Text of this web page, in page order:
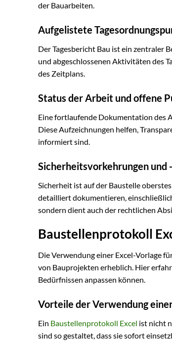
der Bauarbeiten.
Aufgelistete
Der Tagesbericht Bau ist ein zentraler
und abgeschlossenen Aktivitäten des
des Zeitplans.
Status der Arbeit und offene
Eine fortlaufende Dokumentation des
Diese Aufzeichnungen helfen,
informiert sind.
Sicherheitsvorkehrungen und
Sicherheit ist auf der Baustelle
detailliert dokumentieren,
sondern dient auch der rechtlichen
Baustellenprotokoll
Die Verwendung einer Excel-Vorlage
von Bauprojekten erheblich. Hier
Bedürfnissen anpassen können.
Vorteile der Verwendung
Ein Baustellenprotokoll Excel ist nicht
sind so gestaltet, dass sie sofort